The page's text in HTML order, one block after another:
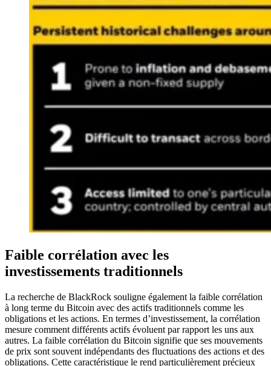
Faible corrélation avec les
investissements traditionnels
La recherche de BlackRock souligne également la faible corrélation
à long terme du Bitcoin avec des actifs traditionnels comme les
obligations et les actions. En termes d’investissement, la corrélation
mesure comment différents actifs évoluent par rapport les uns aux
autres. La faible corrélation du Bitcoin signifie que ses mouvements
de prix sont souvent indépendants des fluctuations des actions et des
obligations. Cette caractéristique le rend particulièrement précieux